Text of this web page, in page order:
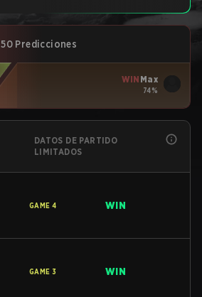
50 Predicciones
WIN Max
74%
DATOS DE PARTIDO
LIMITADOS
GAME 4 WIN
GAME 3 WIN